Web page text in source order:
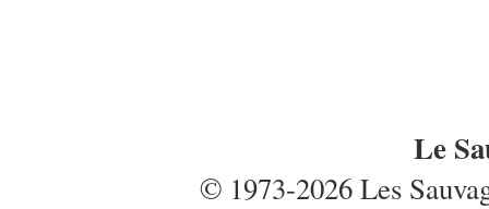
Le
© 1973-2026 Les